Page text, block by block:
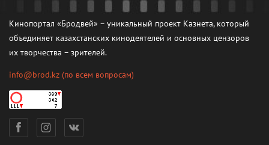
Кинопортал «Бродвей» – уникальный проект Казнета, который
объединяет казахстанских кинодеятелей и основных цензоров
их творчества – зрителей.
info@brod.kz (по всем вопросам)